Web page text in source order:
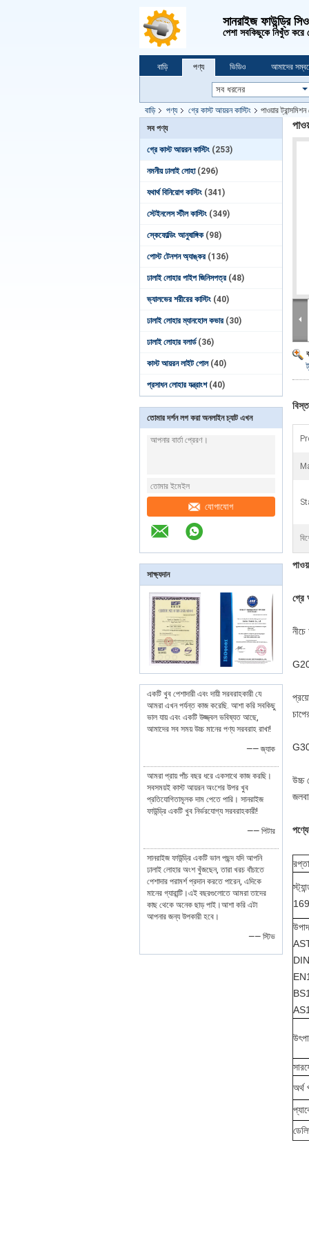
সানরাইজ ফাউন্ড্রি
পেশা সবকিছুকে নিখুঁত করে
বাড়ি পণ্য ভিডিও আমাদের
বাড়ি পণ্য গ্রে কাস্ট আয়রন কাস্টিং
পাওয়ার
সব পণ্য
গ্রে কাস্ট আয়রন কাস্টিং (253)
নমনীয় ঢালাই লোহা (296)
যথার্থ বিনিয়োগ কাস্টিং (341)
স্টেইনলেস স্টীল কাস্টিং (349)
স্কেফোল্ডিং আনুষাঙ্গিক (98)
পোস্ট টেনশন অ্যাঙ্কর (136)
ঢালাই লোহার পাইপ জিনিসপত্র (48)
ভ্যালভের শরীরের কাস্টিং (40)
ঢালাই লোহার ম্যানহোল কভার (30)
ঢালাই লোহার বলার্ড (36)
কাস্ট আয়রন লাইট পোল (40)
প্রসাধন লোহার যন্ত্রাংশ (40)
তোমার দর্শন লগ করা অনলাইন চ্যাট এখন
যোগাযোগ
সাক্ষ্যদান
একটি খুব পেশাদারী এবং দায়ী সরবরাহকারী যে
আমরা এখন পর্যন্ত কাজ করেছি. আশা করি সবকিছু
ভাল যায় এবং একটি উজ্জ্বল ভবিষ্যত আছে,
আমাদের সব সময় উচ্চ মানের পণ্য সরবরাহ রাখা!
—— জ্যাক
আমরা প্রায় পাঁচ বছর ধরে একসাথে কাজ করছি।
সবসময়ই কাস্ট আয়রন অংশের উপর খুব
প্রতিযোগিতামূলক দাম পেতে পারি। সানরাইজ
ফাউন্ড্রি একটি খুব নির্ভরযোগ্য সরবরাহকারী!
—— পিটার
সানরাইজ ফাউন্ড্রি একটি ভাল পছন্দ যদি আপনি
ঢালাই লোহার অংশ খুঁজছেন, তারা খরচ বাঁচাতে
পেশাদার পরামর্শ প্রদান করতে পারেন, এদিকে
মানের গ্যারান্টি।এই বছরগুলোতে আমরা তাদের
কাছ থেকে অনেক ছাড় পাই।আশা করি এটা
আপনার জন্য উপকারী হবে।
—— স্টিভ
গ্রে
উচ্চ
অর্থ